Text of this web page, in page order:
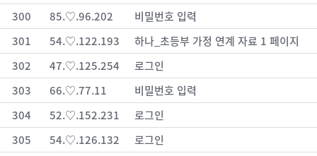
300
85.♡.96.202
비밀번호 입력
301
54.♡.122.193
하나_초등부 가정 연계 자료 1 페이지
302
47.♡.125.254
로그인
303
66.♡.77.11
비밀번호 입력
304
52.♡.152.231
로그인
305
54.♡.126.132
로그인